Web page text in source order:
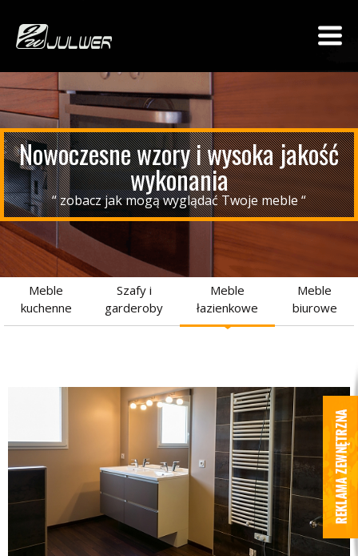
Nowoczesne wzory i wysoka jakość
wykonania
“ zobacz jak mogą wyglądać Twoje meble “
Meble
kuchenne
Szafy i
garderoby
Meble
łazienkowe
Meble
biurowe